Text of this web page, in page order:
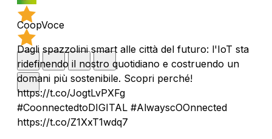
CoopVoce
Dagli spazzolini smart alle città del futuro: l'IoT sta
ridefinendo il nostro quotidiano e costruendo un
domani più sostenibile. Scopri perché!
https://t.co/JogtLvPXFg
#CoonnectedtoDIGITAL #AlwayscOOnnected
https://t.co/Z1XxT1wdq7